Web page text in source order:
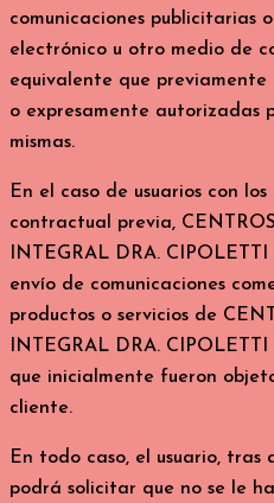
comunicaciones publicitarias
electrónico u otro medio de
equivalente que previamente
o expresamente autorizadas
mismas.
En el caso de usuarios con
contractual previa,
INTEGRAL DRA.
envío de comunicaciones
productos o servicios de
INTEGRAL DRA.
que inicialmente fueron
cliente.
En todo caso, el usuario,
podrá solicitar que no se le